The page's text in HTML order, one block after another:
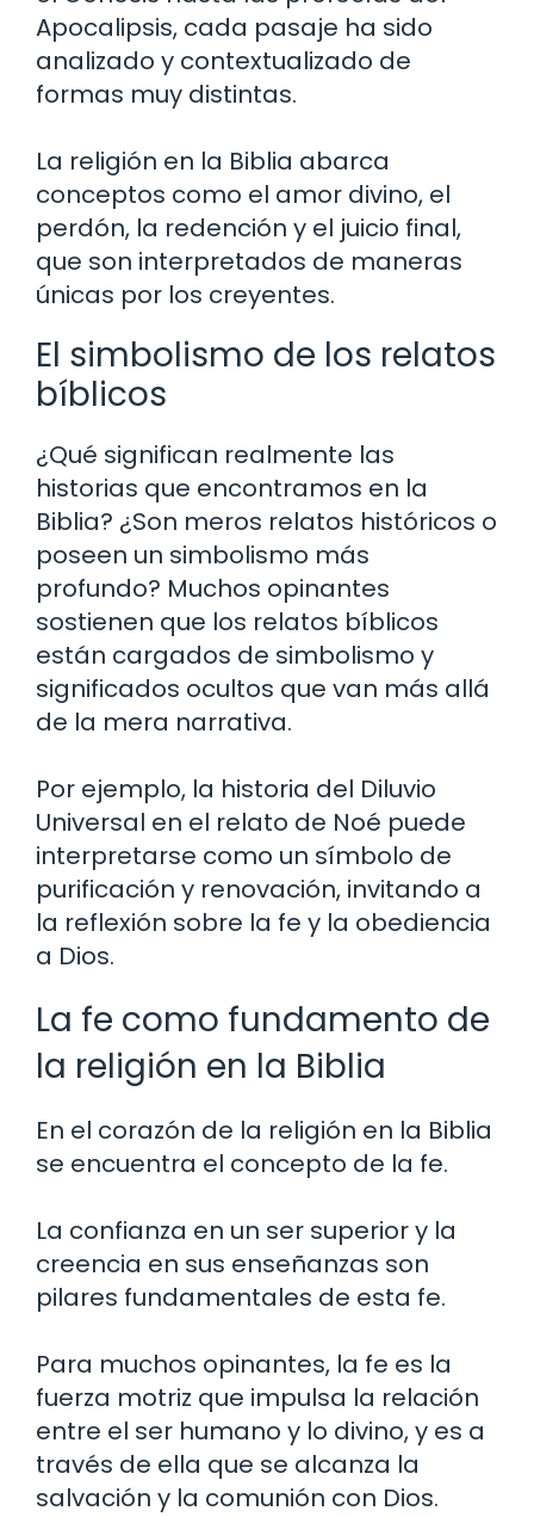
Apocalipsis, cada pasaje ha sido
analizado y contextualizado de
formas muy distintas.
La religión en la Biblia abarca
conceptos como el amor divino, el
perdón, la redención y el juicio final,
que son interpretados de maneras
únicas por los creyentes.
El simbolismo de los relatos
bíblicos
¿Qué significan realmente las
historias que encontramos en la
Biblia? ¿Son meros relatos históricos o
poseen un simbolismo más
profundo? Muchos opinantes
sostienen que los relatos bíblicos
están cargados de simbolismo y
significados ocultos que van más allá
de la mera narrativa.
Por ejemplo, la historia del Diluvio
Universal en el relato de Noé puede
interpretarse como un símbolo de
purificación y renovación, invitando a
la reflexión sobre la fe y la obediencia
a Dios.
La fe como fundamento de
la religión en la Biblia
En el corazón de la religión en la Biblia
se encuentra el concepto de la fe.
La confianza en un ser superior y la
creencia en sus enseñanzas son
pilares fundamentales de esta fe.
Para muchos opinantes, la fe es la
fuerza motriz que impulsa la relación
entre el ser humano y lo divino, y es a
través de ella que se alcanza la
salvación y la comunión con Dios.